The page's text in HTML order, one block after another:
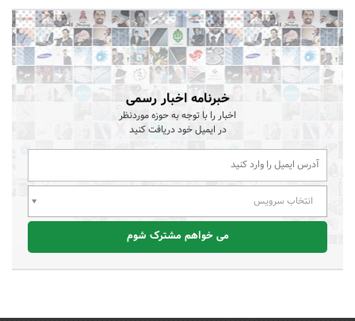
خبرنامه اخبار رسمی
اخبار را با توجه به حوزه موردنظر
در ایمیل خود دریافت کنید
انتخاب سرویس
می خواهم مشترک شوم